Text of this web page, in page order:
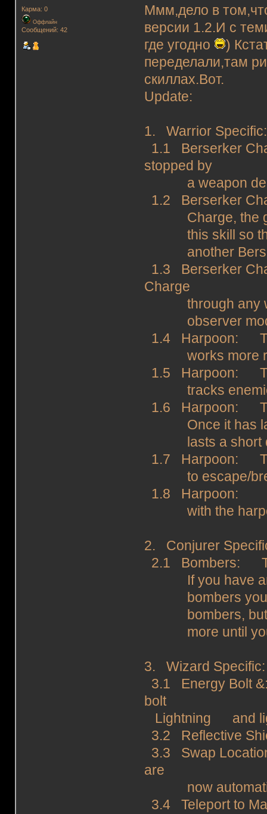
Карма: 0
Оффлайн
Сообщений: 42
Ммм,дело в
версии 1.2.И с
где угодно
)
переделали,там
скиллах.Вот.
Update:
1. Warrior Specific:
1.1 Berserker
stopped by
a weapon
1.2 Berserker
Charge, the
this skill so the
another
1.3 Berserker
Charge
through any
observer
1.4 Harpoon:
works more
1.5 Harpoon:
tracks enemies
1.6 Harpoon:
Once it has
lasts a short
1.7 Harpoon:
to escape/
1.8 Harpoon:
with the
2. Conjurer
2.1 Bombers:
If you have an
bombers you
bombers, but
more until you
3. Wizard Specific:
3.1 Energy Bolt
bolt
Lightning and
3.2 Reflective
3.3 Swap
are
now
3.4 Teleport to